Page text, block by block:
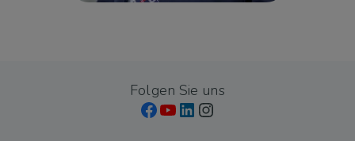
Folgen Sie uns